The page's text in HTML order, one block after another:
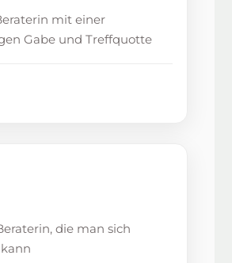
mit einer
Gabe und Treffquotte
die man sich